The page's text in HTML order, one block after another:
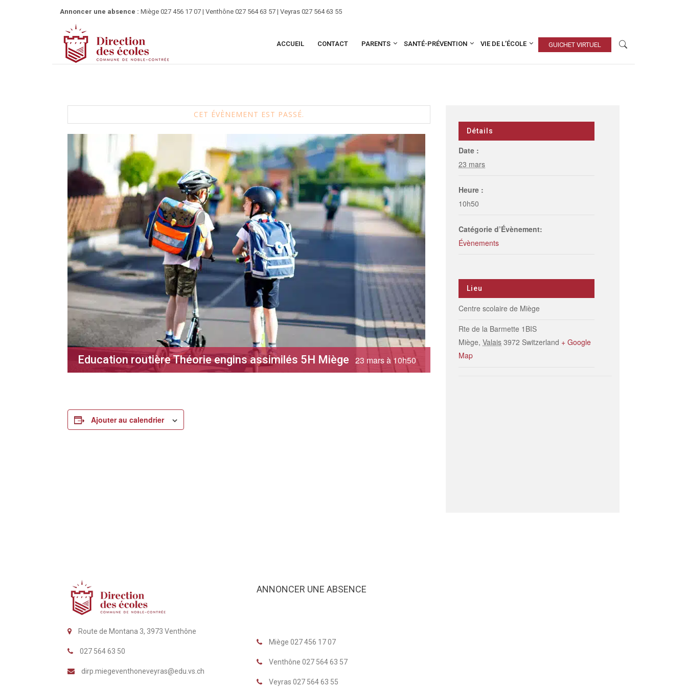
Annoncer une absence : Miège 027 456 17 07 | Venthône 027 564 63 57 | Veyras 027 564 63 55
ACCUEIL CONTACT PARENTS SANTÉ-PRÉVENTION VIE DE L’ÉCOLE GUICHET VIRTUEL
CET ÉVÈNEMENT EST PASSÉ.
Education routière Théorie engins assimilés 5H Miège 23 mars à 10h50
Ajouter au calendrier
Détails
Date :
23 mars
Heure :
10h50
Catégorie d’Évènement:
Évènements
Lieu
Centre scolaire de Miège
Rte de la Barmette 1BIS
Miège, Valais 3972 Switzerland + Google
Map
Route de Montana 3, 3973 Venthône
027 564 63 50
dirp.miegeventhoneveyras@edu.vs.ch
ANNONCER UNE ABSENCE
Miège 027 456 17 07
Venthône 027 564 63 57
Veyras 027 564 63 55